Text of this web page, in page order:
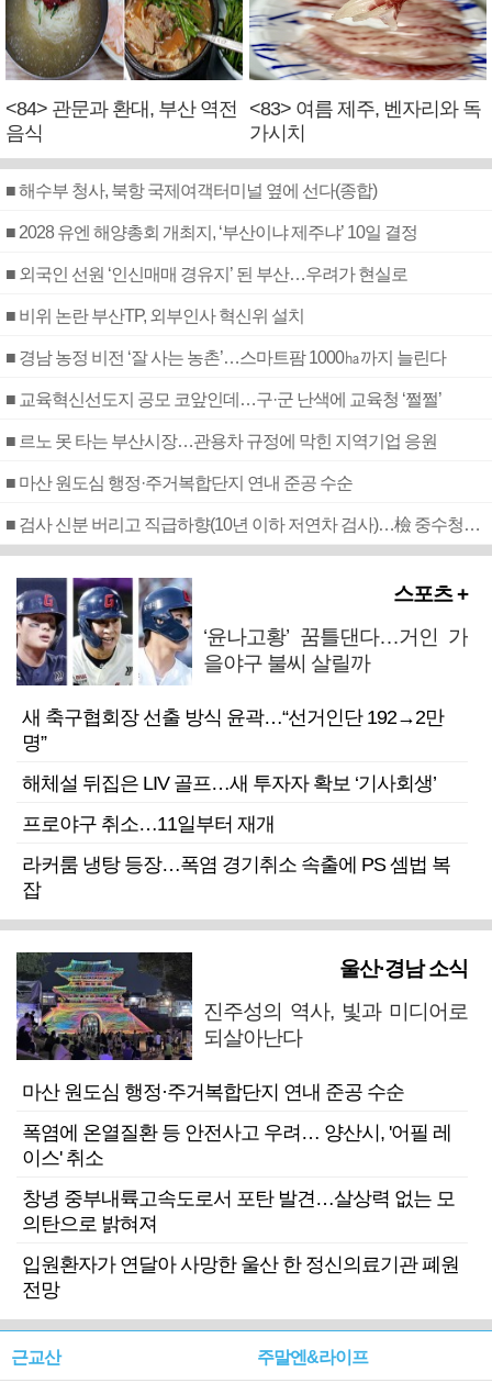
<84> 관문과 환대, 부산 역전
음식
<83> 여름 제주, 벤자리와 독
가시치
■ 해수부 청사, 북항 국제여객터미널 옆에 선다(종합)
■ 2028 유엔 해양총회 개최지, ‘부산이냐 제주냐’ 10일 결정
■ 외국인 선원 ‘인신매매 경유지’ 된 부산…우려가 현실로
■ 비위 논란 부산TP, 외부인사 혁신위 설치
■ 경남 농정 비전 ‘잘 사는 농촌’…스마트팜 1000㏊까지 늘린다
■ 교육혁신선도지 공모 코앞인데…구·군 난색에 교육청 ‘쩔쩔’
■ 르노 못 타는 부산시장…관용차 규정에 막힌 지역기업 응원
■ 마산 원도심 행정·주거복합단지 연내 준공 수순
■ 검사 신분 버리고 직급하향(10년 이하 저연차 검사)…檢 중수청행 기피
스포츠 +
‘윤나고황’ 꿈틀댄다…거인 가
을야구 불씨 살릴까
새 축구협회장 선출 방식 윤곽…“선거인단 192→2만
명”
해체설 뒤집은 LIV 골프…새 투자자 확보 ‘기사회생’
프로야구 취소…11일부터 재개
라커룸 냉탕 등장…폭염 경기취소 속출에 PS 셈법 복
잡
울산·경남 소식
진주성의 역사, 빛과 미디어로
되살아난다
마산 원도심 행정·주거복합단지 연내 준공 수순
폭염에 온열질환 등 안전사고 우려… 양산시, '어필 레
이스' 취소
창녕 중부내륙고속도로서 포탄 발견…살상력 없는 모
의탄으로 밝혀져
입원환자가 연달아 사망한 울산 한 정신의료기관 폐원
전망
근교산 주말엔&라이프